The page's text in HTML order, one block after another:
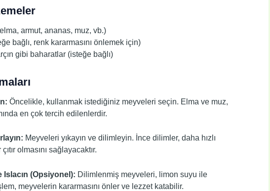
armut, ananas, muz, vb.)
bağlı, renk kararmasını önlemek için)
gibi baharatlar (isteğe bağlı)
Öncelikle, kullanmak istediğiniz meyveleri seçin. Elma ve muz,
en çok tercih edilenlerdir.
Meyveleri yıkayın ve dilimleyin. İnce dilimler, daha hızlı
çıtır olmasını sağlayacaktır.
Islacın (Opsiyonel): Dilimlenmiş meyveleri, limon suyu ile
meyvelerin kararmasını önler ve lezzet katabilir.